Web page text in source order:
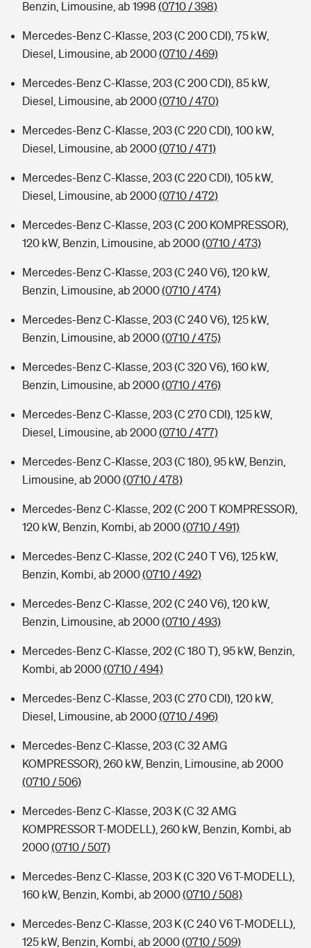
Benzin, Limousine, ab 1998 (0710 / 398)
Mercedes-Benz C-Klasse, 203 (C 200 CDI), 75 kW,
Diesel, Limousine, ab 2000(0710 / 469)
Mercedes-Benz C-Klasse, 203 (C 200 CDI), 85 kW,
Diesel, Limousine, ab 2000(0710 / 470)
Mercedes-Benz C-Klasse, 203 (C 220 CDI), 100 kW,
Diesel, Limousine, ab 2000(0710 / 471)
Mercedes-Benz C-Klasse, 203 (C 220 CDI), 105 kW,
Diesel, Limousine, ab 2000(0710 / 472)
Mercedes-Benz C-Klasse, 203 (C 200 KOMPRESSOR),
120 kW, Benzin, Limousine, ab 2000(0710 / 473)
Mercedes-Benz C-Klasse, 203 (C 240 V6), 120 kW,
Benzin, Limousine, ab 2000(0710 / 474)
Mercedes-Benz C-Klasse, 203 (C 240 V6), 125 kW,
Benzin, Limousine, ab 2000(0710 / 475)
Mercedes-Benz C-Klasse, 203 (C 320 V6), 160 kW,
Benzin, Limousine, ab 2000(0710 / 476)
Mercedes-Benz C-Klasse, 203 (C 270 CDI), 125 kW,
Diesel, Limousine, ab 2000(0710 / 477)
Mercedes-Benz C-Klasse, 203 (C 180), 95 kW, Benzin,
Limousine, ab 2000(0710 / 478)
Mercedes-Benz C-Klasse, 202 (C 200 T KOMPRESSOR),
120 kW, Benzin, Kombi, ab 2000(0710 / 491)
Mercedes-Benz C-Klasse, 202 (C 240 T V6), 125 kW,
Benzin, Kombi, ab 2000(0710 / 492)
Mercedes-Benz C-Klasse, 202 (C 240 V6), 120 kW,
Benzin, Limousine, ab 2000(0710 / 493)
Mercedes-Benz C-Klasse, 202 (C 180 T), 95 kW, Benzin,
Kombi, ab 2000(0710 / 494)
Mercedes-Benz C-Klasse, 203 (C 270 CDI), 120 kW,
Diesel, Limousine, ab 2000(0710 / 496)
Mercedes-Benz C-Klasse, 203 (C 32 AMG
KOMPRESSOR), 260 kW, Benzin, Limousine, ab 2000
(0710 / 506)
Mercedes-Benz C-Klasse, 203 K (C 32 AMG
KOMPRESSOR T-MODELL), 260 kW, Benzin, Kombi, ab
2000(0710 / 507)
Mercedes-Benz C-Klasse, 203 K (C 320 V6 T-MODELL),
160 kW, Benzin, Kombi, ab 2000(0710 / 508)
Mercedes-Benz C-Klasse, 203 K (C 240 V6 T-MODELL),
125 kW, Benzin, Kombi, ab 2000(0710 / 509)